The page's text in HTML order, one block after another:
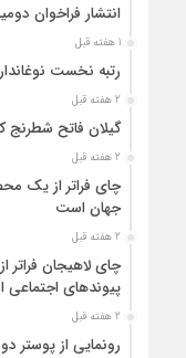
انتشار فراخوان
1 هفته قبل
رتبه نخست
2 هفته قبل
گیلان فاتح
2 هفته قبل
چای فراتر از یک
جهان است
2 هفته قبل
چای لاهیجان
پیوندهای
2 هفته قبل
رونمایی از پوستر